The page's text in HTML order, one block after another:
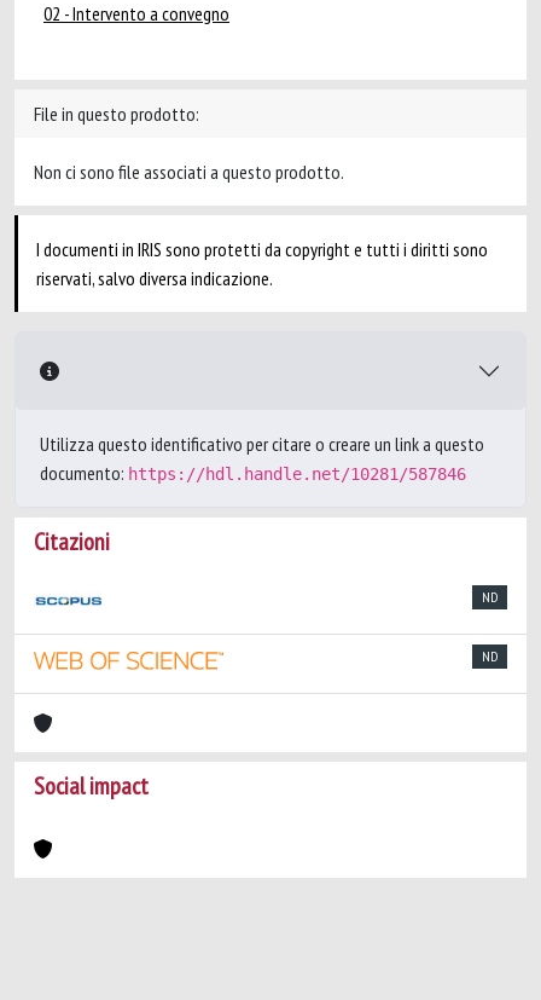
02 - Intervento a convegno
File in questo prodotto:
Non ci sono file associati a questo prodotto.
I documenti in IRIS sono protetti da copyright e tutti i diritti sono
riservati, salvo diversa indicazione.
Utilizza questo identificativo per citare o creare un link a questo
documento: https://hdl.handle.net/10281/587846
Citazioni
ND
ND
Social impact